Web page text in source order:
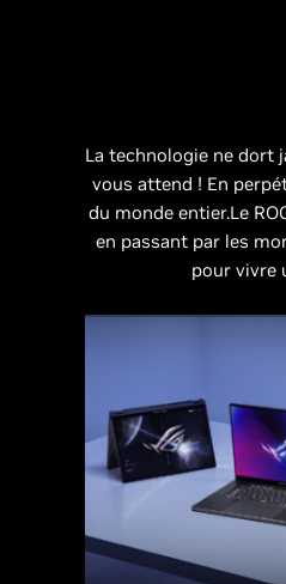
La technologie ne dort
vous attend ! En
du monde entier.Le
en passant par les
pour vivre